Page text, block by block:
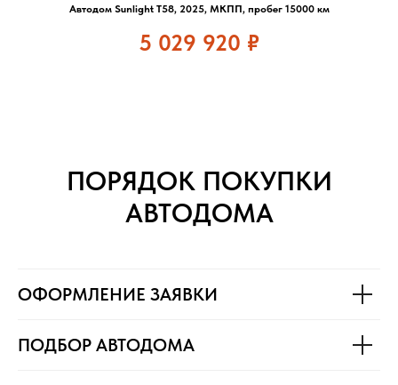
Автодом Sunlight T58, 2025, МКПП, пробег 15000 км
5 029 920 ₽
ПОРЯДОК ПОКУПКИ
АВТОДОМА
ОФОРМЛЕНИЕ ЗАЯВКИ
ПОДБОР АВТОДОМА